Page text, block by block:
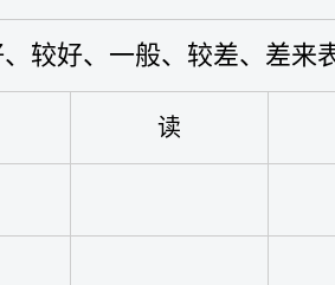
较好、一般、较差、差来
读